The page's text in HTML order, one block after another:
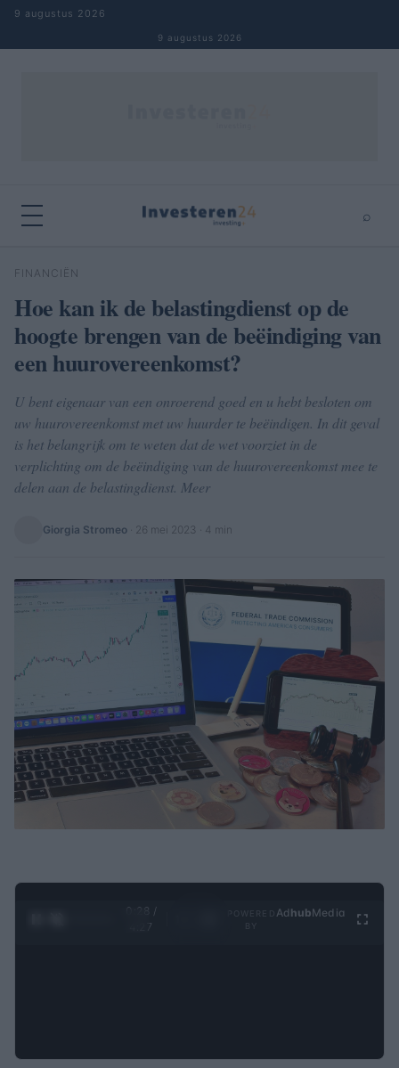
Naar inhoud springen
9 augustus 2026
9 augustus 2026
⌕
Zoeken
FINANCIËN
Hoe kan ik de belastingdienst op de
hoogte brengen van de beëindiging van
een huurovereenkomst?
U bent eigenaar van een onroerend goed en u hebt besloten om
uw huurovereenkomst met uw huurder te beëindigen. In dit geval
is het belangrijk om te weten dat de wet voorziet in de
verplichting om de beëindiging van de huurovereenkomst mee te
delen aan de belastingdienst. Meer
Giorgia Stromeo 26 mei 2023 · 4 min
0:29 /
4:27
Ad hubMedia